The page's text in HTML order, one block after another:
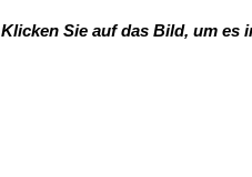
Klicken Sie auf das Bild, um es